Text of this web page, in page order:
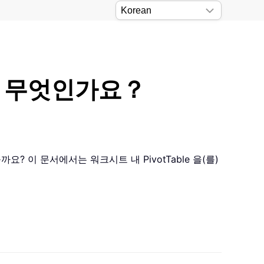
엇인가요？
요? 이 문서에서는 워크시트 내 PivotTable 을(를)